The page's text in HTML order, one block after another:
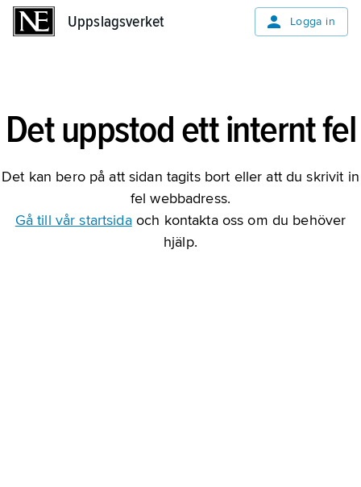
Uppslagsverket Logga in
Det uppstod ett internt fel
Det kan bero på att sidan tagits bort eller att du skrivit in
fel webbadress.
Gå till vår startsidaoch kontakta oss om du behöver
hjälp.